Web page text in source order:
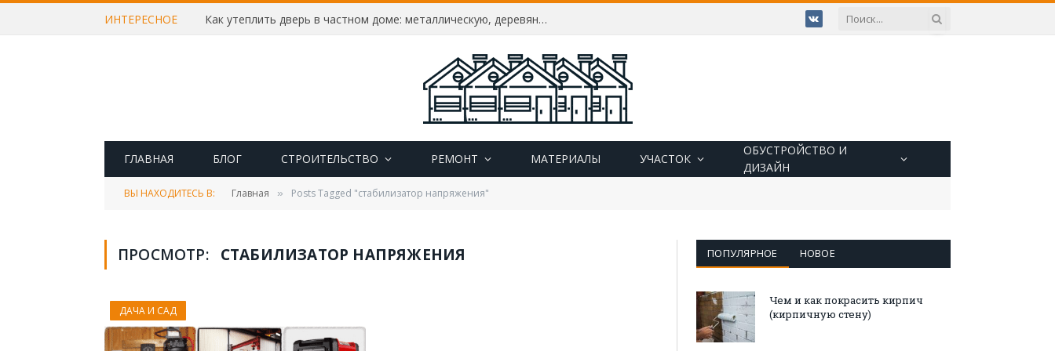
ИНТЕРЕСНОЕ Как утеплить дверь в частном доме: металлическую, деревянную, пластиковую, утепление своими руками VKontakte
ГЛАВНАЯ БЛОГ СТРОИТЕЛЬСТВО РЕМОНТ МАТЕРИАЛЫ УЧАСТОК
ОБУСТРОЙСТВО И
ДИЗАЙН
ВЫ НАХОДИТЕСЬ В: Главная » Posts Tagged "стабилизатор напряжения"
ПРОСМОТР: СТАБИЛИЗАТОР НАПРЯЖЕНИЯ
ДАЧА И САД
ПОПУЛЯРНОЕ НОВОЕ
Чем и как покрасить кирпич
(кирпичную стену)